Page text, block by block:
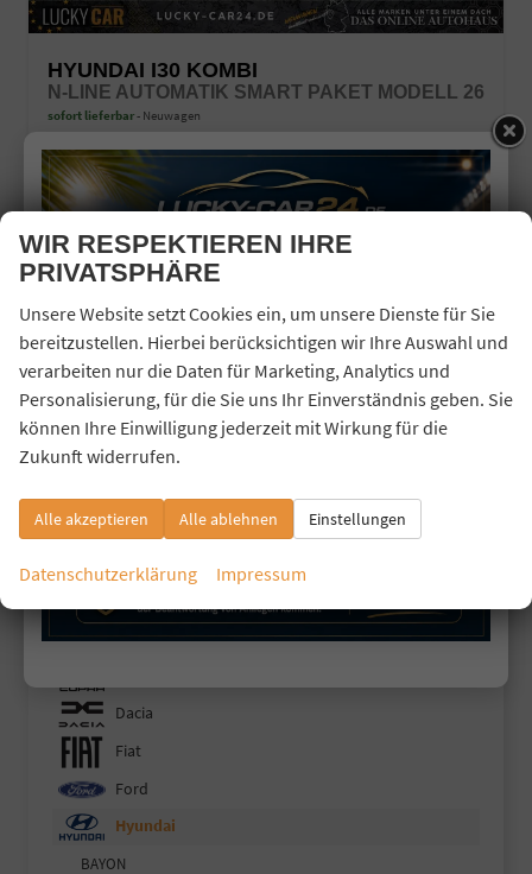
HYUNDAI I30 KOMBI
N-LINE AUTOMATIK SMART PAKET MODELL 26
sofort lieferbar Neuwagen
Fahrzeugnr. 43513 GetriebeAutomatik
Kraftstoff
Benzin AußenfarbeEcotronic Gray Pearl
25.240,– €
incl. 19% MwSt.
Verbrauch kombiniert:6,50 l/100km
CO -Klasse: E
CO -Emissionen:147,00 g/km
Fahrzeugnr.
Baw
Citroën
Dacia
Fiat
Ford
Hyundai
BAYON
WIR RESPEKTIEREN IHRE
PRIVATSPHÄRE
Unsere Website setzt Cookies ein, um unsere Dienste für Sie
bereitzustellen. Hierbei berücksichtigen wir Ihre Auswahl und
verarbeiten nur die Daten für Marketing, Analytics und
Personalisierung, für die Sie uns Ihr Einverständnis geben. Sie
können Ihre Einwilligung jederzeit mit Wirkung für die
Zukunft widerrufen.
Alle akzeptieren Alle ablehnen Einstellungen
Datenschutzerklärung Impressum